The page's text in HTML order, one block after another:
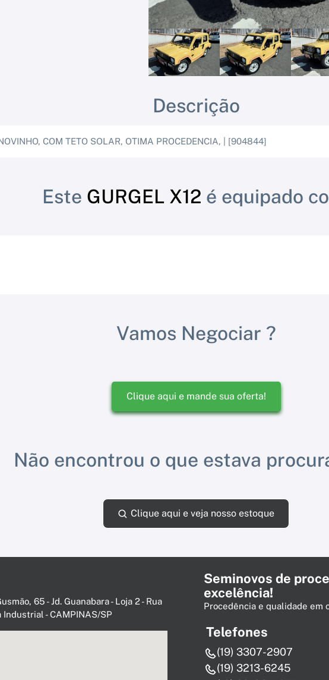
Descrição
COM TETO SOLAR, OTIMA PROCEDENCIA, | [904844]
Este GURGEL X12 é equipado
Vamos Negociar ?
Clique aqui e mande sua oferta!
Não encontrou o que estava
Clique aqui e veja nosso estoque
65 - Jd. Guanabara - Loja 2 - Rua
- CAMPINAS/SP
Seminovos de
excelência!
Procedência e qualidade em
Telefones
(19) 3307-2907
(19) 3213-6245